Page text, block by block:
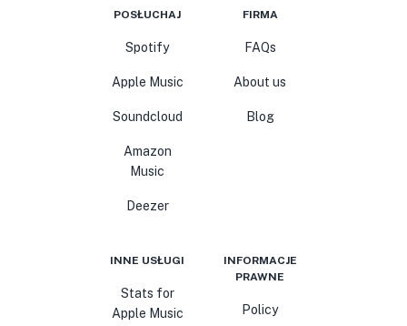
POSŁUCHAJ
Spotify
Apple Music
Soundcloud
Amazon
Music
Deezer
FIRMA
FAQs
About us
Blog
INNE USŁUGI
Stats for
Apple Music
INFORMACJE
PRAWNE
Policy